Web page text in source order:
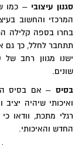
סגנון עיצובי – כמו
המרכזי והחשוב
בחרו בספה קלילה
תתחבר לחלל, כך גם
ישנו מגוון רחב של
שונים.
בסיס – אם בסיס
ואיכותי שיהיה
רגלי מתכת, וודאו
החדש והאיכותי.